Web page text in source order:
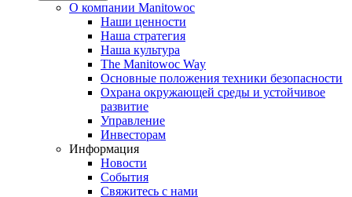
О компании Manitowoc
Наши ценности
Наша стратегия
Наша культура
The Manitowoc Way
Основные положения техники безопасности
Охрана окружающей среды и устойчивое
развитие
Управление
Инвесторам
Информация
Новости
События
Свяжитесь с нами